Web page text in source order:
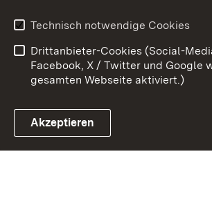
Link zum Landesportal
Barrierefreiheit
Impressum Cookies
Technisch notwendige Cookies
Drittanbieter-Cookies (Social-
Facebook, X / Twitter und Google
gesamten Webseite aktiviert.)
Akzeptieren